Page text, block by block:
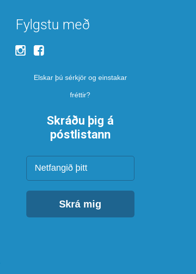
Fylgstu með
Elskar þú sérkjör og einstakar
fréttir?
Skráðu þig á
póstlistann
Netfang
Skrá mig